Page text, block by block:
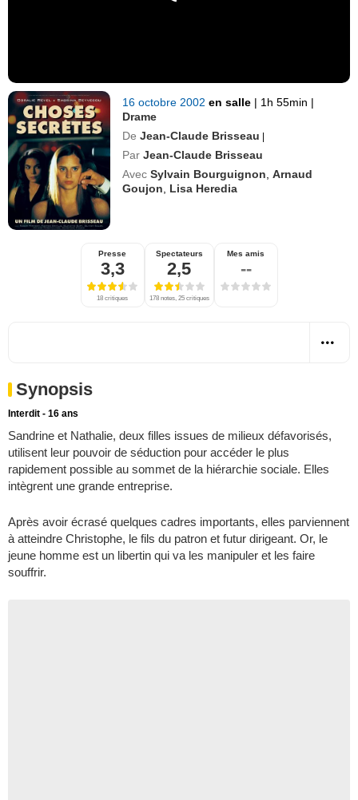
16 octobre 2002en salle | 1h 55min |
Drame
De Jean-Claude Brisseau |
Par Jean-Claude Brisseau
Avec Sylvain Bourguignon ,Arnaud
Goujon
Lisa Heredia
Presse
3,3
18 critiques
Spectateurs
2,5
178 notes, 25 critiques
Mes amis
--
Synopsis
Interdit - 16 ans
Sandrine et Nathalie, deux filles issues de milieux défavorisés,
utilisent leur pouvoir de séduction pour accéder le plus
rapidement possible au sommet de la hiérarchie sociale. Elles
intègrent une grande entreprise.
Après avoir écrasé quelques cadres importants, elles parviennent
à atteindre Christophe, le fils du patron et futur dirigeant. Or, le
jeune homme est un libertin qui va les manipuler et les faire
souffrir.